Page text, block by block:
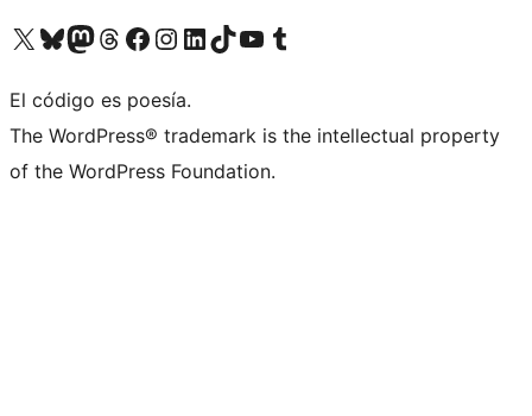
Visit our X (formerly Twitter) account
Visit our Bluesky account
Visita nuestra cuenta de Twitter
Visit our Threads account
Visita nuestra página de Facebook
Visite nuestra cuenta de Instagram
Visit our LinkedIn account
Visit our TikTok account
Visit our YouTube channel
Visit our Tumblr account
El código es poesía.
The WordPress® trademark is the intellectual property
of the WordPress Foundation.